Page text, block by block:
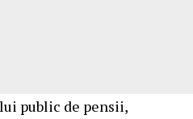
public de pensii,